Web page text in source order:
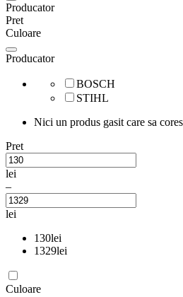
Producator
Pret
Culoare
Producator
BOSCH
STIHL
Nici un produs gasit care sa
Pret
lei
–
lei
130lei
1329lei
Culoare